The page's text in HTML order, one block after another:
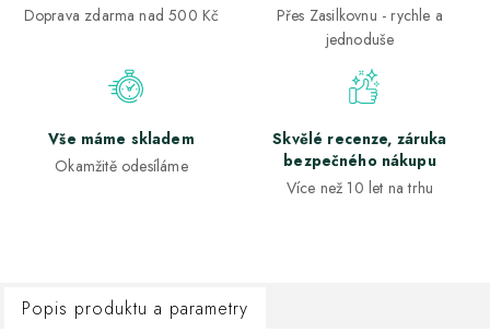
Doprava zdarma nad 500 Kč
Přes Zasilkovnu - rychle a
jednoduše
Vše máme skladem
Okamžitě odesíláme
Skvělé recenze, záruka
bezpečného nákupu
Více než 10 let na trhu
Popis produktu a parametry